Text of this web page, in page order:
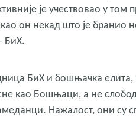
је учествовао у
он некад што је бранио
БиХ.
БиХ и бошњачка елита,
као Бошњаци, а не
Нажалост, они су